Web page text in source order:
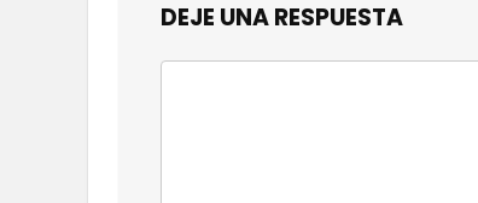
DEJE UNA RESPUESTA